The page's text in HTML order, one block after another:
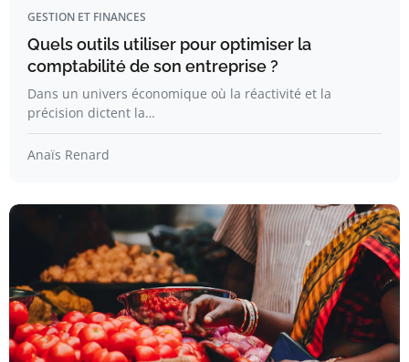
GESTION ET FINANCES
Quels outils utiliser pour optimiser la
comptabilité de son entreprise ?
Dans un univers économique où la réactivité et la
précision dictent la…
Anaïs Renard